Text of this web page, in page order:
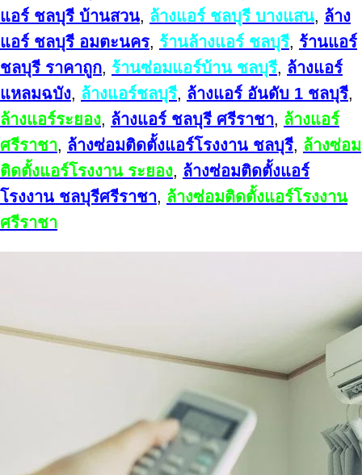
แอร์ ชลบุรี บ้านสวน, ล้างแอร์ ชลบุรี บางแสน, ล้าง
แอร์ ชลบุรี อมตะนคร, ร้านล้างแอร์ ชลบุรี, ร้านแอร์
ชลบุรี ราคาถูก, ร้านซ่อมแอร์บ้าน ชลบุรี, ล้างแอร์
แหลมฉบัง, ล้างแอร์ชลบุรี, ล้างแอร์ อันดับ 1 ชลบุรี,
ล้างแอร์ระยอง, ล้างแอร์ ชลบุรี ศรีราชา, ล้างแอร์
ศรีราชา, ล้างซ่อมติดตั้งแอร์โรงงาน ชลบุรี, ล้างซ่อม
ติดตั้งแอร์โรงงาน ระยอง, ล้างซ่อมติดตั้งแอร์
โรงงาน ชลบุรีศรีราชา, ล้างซ่อมติดตั้งแอร์โรงงาน
ศรีราชา